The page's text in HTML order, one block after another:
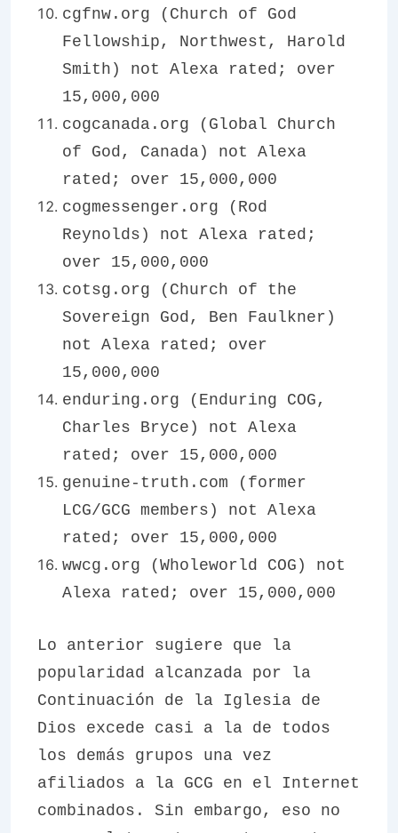
cgfnw.org (Church of God
Fellowship, Northwest, Harold
Smith) not Alexa rated; over
15,000,000
cogcanada.org (Global Church
of God, Canada) not Alexa
rated; over 15,000,000
cogmessenger.org (Rod
Reynolds) not Alexa rated;
over 15,000,000
cotsg.org (Church of the
Sovereign God, Ben Faulkner)
not Alexa rated; over
15,000,000
enduring.org (Enduring COG,
Charles Bryce) not Alexa
rated; over 15,000,000
genuine-truth.com (former
LCG/GCG members) not Alexa
rated; over 15,000,000
wwcg.org (Wholeworld COG) not
Alexa rated; over 15,000,000
Lo anterior sugiere que la
popularidad alcanzada por la
Continuación de la Iglesia de
Dios excede casi a la de todos
los demás grupos una vez
afiliados a la GCG en el Internet
combinados. Sin embargo, eso no